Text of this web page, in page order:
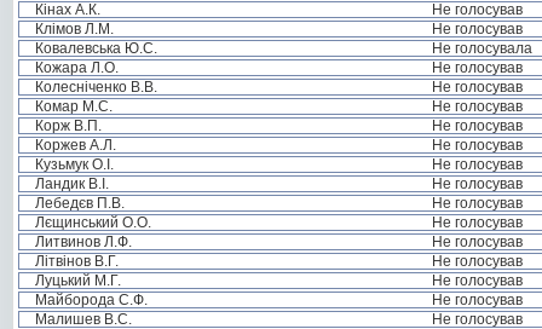
Кінах А.К.
Не голосував
Клімов Л.М.
Не голосував
Ковалевська Ю.С.
Не голосувала
Кожара Л.О.
Не голосував
Колесніченко В.В.
Не голосував
Комар М.С.
Не голосував
Корж В.П.
Не голосував
Коржев А.Л.
Не голосував
Кузьмук О.І.
Не голосував
Ландик В.І.
Не голосував
Лебедєв П.В.
Не голосував
Лєщинський О.О.
Не голосував
Литвинов Л.Ф.
Не голосував
Літвінов В.Г.
Не голосував
Луцький М.Г.
Не голосував
Майборода С.Ф.
Не голосував
Малишев В.С.
Не голосував